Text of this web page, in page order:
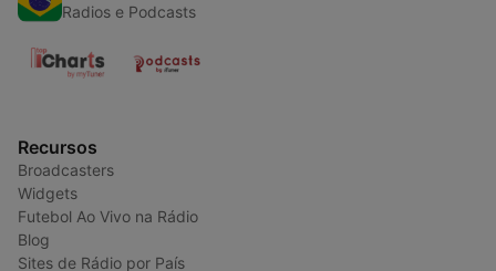
Radios e Podcasts
Recursos
Broadcasters
Widgets
Futebol Ao Vivo na Rádio
Blog
Sites de Rádio por País